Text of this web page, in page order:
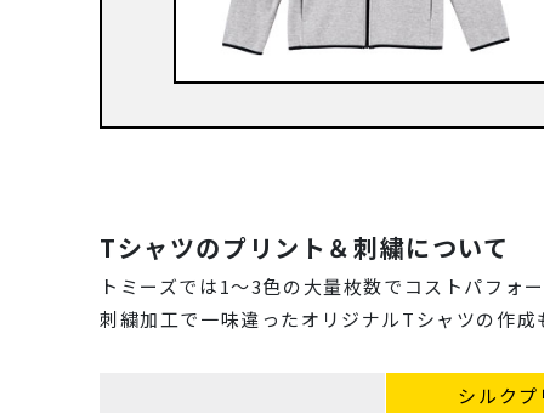
Tシャツのプリント＆刺繍について
トミーズでは1～3色の大量枚数でコストパフ
刺繍加工で一味違ったオリジナルTシャツの作
シルク